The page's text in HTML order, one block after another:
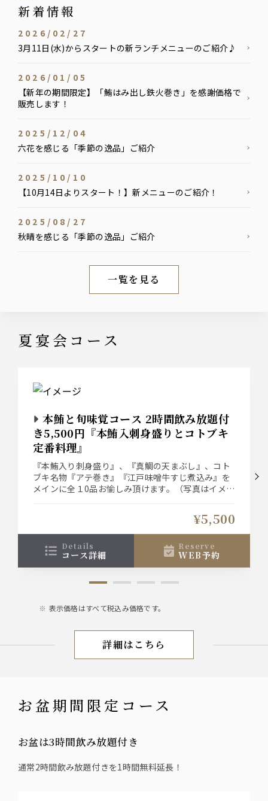
新着情報
新着情報
一覧を見る
2026/02/27
3月11日(水)からスタートの新ランチメニューのご紹介♪
2026/01/05
【新年の期間限定】「鮪はみ出し鉄火巻き」を感謝価格で
販売します！
2025/12/04
六花を感じる「季節の逸品」ご紹介
2025/10/10
【10月14日よりスタート！】新メニューのご紹介！
2025/08/27
秋晴を感じる「季節の逸品」ご紹介
夏宴会コース
本鮪と旬味覚コース 2時間飲み放題付
き5,500円『本鮪入刺身盛りとコトブキ
定番料理』
『本鮪入り刺身盛り』、『真鯛の天まぶし』、コト
ブキ名物『アテ巻き』『江戸味噌牛すじ煮込み』を
メインに全１0品お愉しみ頂けます。（写真はイメー
¥5,500
details
コース詳細
reserve
WEB予約
表示価格はすべて税込み価格です。
夏宴会コース
詳細はこちら
お盆期間限定コース
お盆は3時間飲み放題付き
通常2時間飲み放題付きを1時間無料延長！